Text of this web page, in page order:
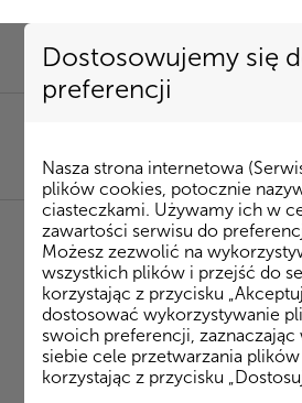
Dostosowujemy się
preferencji
Nasza strona internetowa
plików cookies, potocznie
ciasteczkami. Używamy ich w
zawartości serwisu do
Możesz zezwolić na
wszystkich plików i przejść do
korzystając z przycisku
dostosować wykorzystywanie
swoich preferencji, zaznaczając
siebie cele przetwarzania
korzystając z przycisku
85 74 15 087|
◂ Strona Główna / Inwestycje /
Ateńska budynek 4 m. 24
Ateńska